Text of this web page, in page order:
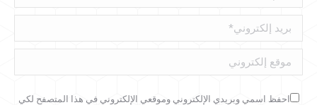
بريد إلكتروني *
موقع إلكتروني
احفظ اسمي وبريدي الإلكتروني وموقعي الإلكتروني في هذا المتصفح لكي